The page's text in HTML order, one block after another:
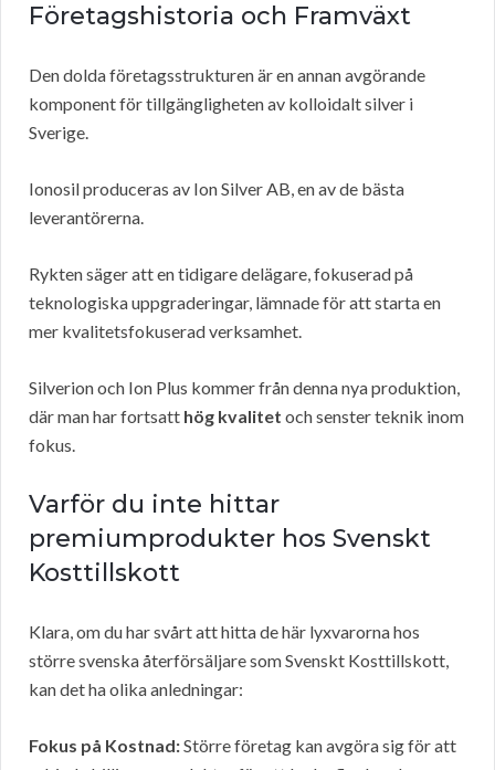
Företagshistoria och Framväxt
Den dolda företagsstrukturen är en annan avgörande
komponent för tillgängligheten av kolloidalt silver i
Sverige.
Ionosil produceras av Ion Silver AB, en av de bästa
leverantörerna.
Rykten säger att en tidigare delägare, fokuserad på
teknologiska uppgraderingar, lämnade för att starta en
mer kvalitetsfokuserad verksamhet.
Silverion och Ion Plus kommer från denna nya produktion,
där man har fortsatt hög kvalitet och senster teknik inom
fokus.
Varför du inte hittar
premiumprodukter hos Svenskt
Kosttillskott
Klara, om du har svårt att hitta de här lyxvarorna hos
större svenska återförsäljare som Svenskt Kosttillskott,
kan det ha olika anledningar:
Fokus på Kostnad:Större företag kan avgöra sig för att